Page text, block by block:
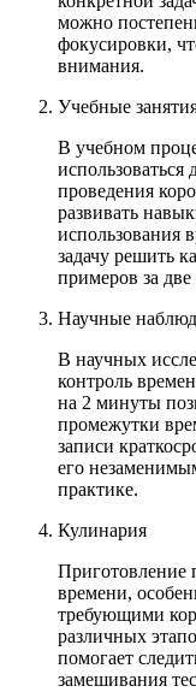
можно
фокусировки,
внимания.
Учебные
В учебном
использоваться
проведения
развивать
использования
задачу решить
примеров за
Научные
В научных
контроль
на 2 минуты
промежутки
записи
его
практике.
Кулинария
Приготовление
времени,
требующими
различных
помогает
замешивания